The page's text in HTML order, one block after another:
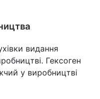
видання
Гексоген
у виробництві